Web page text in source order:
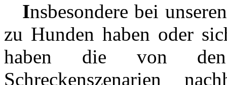
Insbesondere bei
zu Hunden haben oder
haben die von den
Schreckenszenarien